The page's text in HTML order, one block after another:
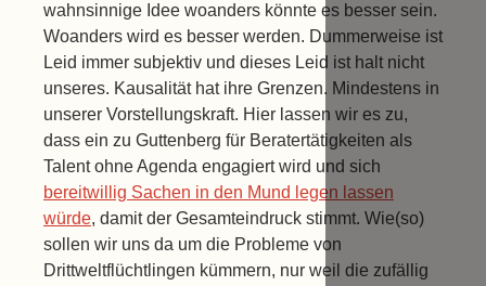
wahnsinnige Idee woanders könnte es besser sein.
Woanders wird es besser werden. Dummerweise ist
Leid immer subjektiv und dieses Leid ist halt nicht
unseres. Kausalität hat ihre Grenzen. Mindestens in
unserer Vorstellungskraft. Hier lassen wir es zu,
dass ein zu Guttenberg für Beratertätigkeiten als
Talent ohne Agenda engagiert wird und sich
bereitwillig Sachen in den Mund legen lassen
würde, damit der Gesamteindruck stimmt. Wie(so)
sollen wir uns da um die Probleme von
Drittweltflüchtlingen kümmern, nur weil die zufällig